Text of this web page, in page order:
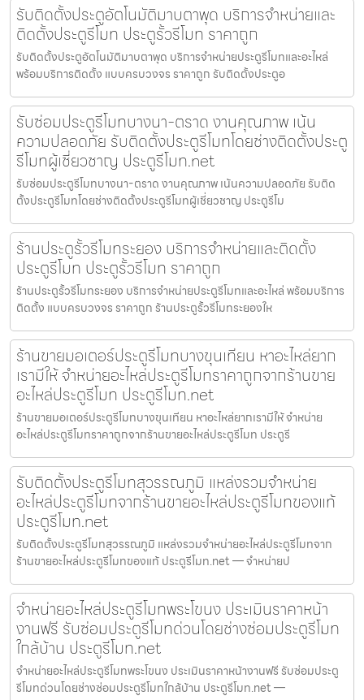
รับติดตั้งประตูอัตโนมัติมาบตาพุด บริการจำหน่ายและ
ติดตั้งประตูรีโมท ประตูรั้วรีโมท ราคาถูก
รับติดตั้งประตูอัตโนมัติมาบตาพุด บริการจำหน่ายประตูรีโมทและอะไหล่
พร้อมบริการติดตั้ง แบบครบวงจร ราคาถูก รับติดตั้งประตูอ
รับซ่อมประตูรีโมทบางนา-ตราด งานคุณภาพ เน้น
ความปลอดภัย รับติดตั้งประตูรีโมทโดยช่างติดตั้งประตู
รีโมทผู้เชี่ยวชาญ ประตูรีโมท.net
รับซ่อมประตูรีโมทบางนา-ตราด งานคุณภาพ เน้นความปลอดภัย รับติด
ตั้งประตูรีโมทโดยช่างติดตั้งประตูรีโมทผู้เชี่ยวชาญ ประตูรีโม
ร้านประตูรั้วรีโมทระยอง บริการจำหน่ายและติดตั้ง
ประตูรีโมท ประตูรั้วรีโมท ราคาถูก
ร้านประตูรั้วรีโมทระยอง บริการจำหน่ายประตูรีโมทและอะไหล่ พร้อมบริการ
ติดตั้ง แบบครบวงจร ราคาถูก ร้านประตูรั้วรีโมทระยองให
ร้านขายมอเตอร์ประตูรีโมทบางขุนเทียน หาอะไหล่ยาก
เรามีให้ จำหน่ายอะไหล่ประตูรีโมทราคาถูกจากร้านขาย
อะไหล่ประตูรีโมท ประตูรีโมท.net
ร้านขายมอเตอร์ประตูรีโมทบางขุนเทียน หาอะไหล่ยากเรามีให้ จำหน่าย
อะไหล่ประตูรีโมทราคาถูกจากร้านขายอะไหล่ประตูรีโมท ประตูรี
รับติดตั้งประตูรีโมทสุวรรณภูมิ แหล่งรวมจำหน่าย
อะไหล่ประตูรีโมทจากร้านขายอะไหล่ประตูรีโมทของแท้
ประตูรีโมท.net
รับติดตั้งประตูรีโมทสุวรรณภูมิ แหล่งรวมจำหน่ายอะไหล่ประตูรีโมทจาก
ร้านขายอะไหล่ประตูรีโมทของแท้ ประตูรีโมท.net — จำหน่ายป
จำหน่ายอะไหล่ประตูรีโมทพระโขนง ประเมินราคาหน้า
งานฟรี รับซ่อมประตูรีโมทด่วนโดยช่างซ่อมประตูรีโมท
ใกล้บ้าน ประตูรีโมท.net
จำหน่ายอะไหล่ประตูรีโมทพระโขนง ประเมินราคาหน้างานฟรี รับซ่อมประตู
รีโมทด่วนโดยช่างซ่อมประตูรีโมทใกล้บ้าน ประตูรีโมท.net —